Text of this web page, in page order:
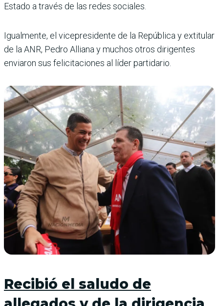
Estado a través de las redes sociales.
Igualmente, el vicepresidente de la República y extitular
de la ANR, Pedro Alliana y muchos otros dirigentes
enviaron sus felicitaciones al líder partidario.
Recibió el saludo de